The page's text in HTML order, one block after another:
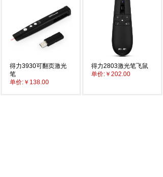
得力3930可翻页激光
笔
单价: ￥138.00
得力2803激光笔飞鼠
单价: ￥202.00